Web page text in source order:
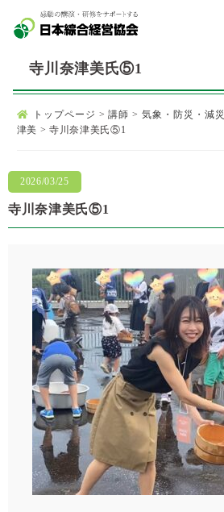
寺川奈津美氏⑤1
トップページ >講師 > 気象・防災・減災
津美 > 寺川奈津美氏⑤1
寺川奈津美氏⑤1
2026/03/25